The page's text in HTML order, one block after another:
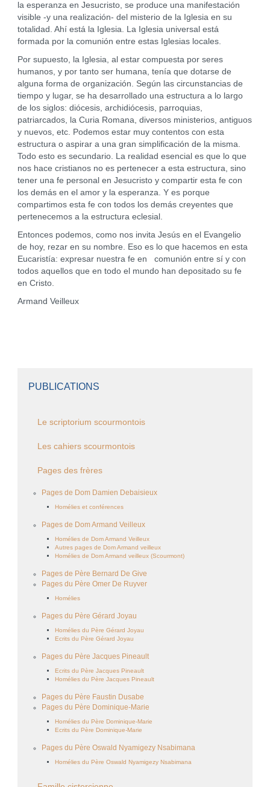
la esperanza en Jesucristo, se produce una manifestación
visible -y una realización- del misterio de la Iglesia en su
totalidad. Ahí está la Iglesia. La Iglesia universal está
formada por la comunión entre estas Iglesias locales.
Por supuesto, la Iglesia, al estar compuesta por seres
humanos, y por tanto ser humana, tenía que dotarse de
alguna forma de organización. Según las circunstancias de
tiempo y lugar, se ha desarrollado una estructura a lo largo
de los siglos: diócesis, archidiócesis, parroquias,
patriarcados, la Curia Romana, diversos ministerios, antiguos
y nuevos, etc. Podemos estar muy contentos con esta
estructura o aspirar a una gran simplificación de la misma.
Todo esto es secundario. La realidad esencial es que lo que
nos hace cristianos no es pertenecer a esta estructura, sino
tener una fe personal en Jesucristo y compartir esta fe con
los demás en el amor y la esperanza. Y es porque
compartimos esta fe con todos los demás creyentes que
pertenecemos a la estructura eclesial.
Entonces podemos, como nos invita Jesús en el Evangelio
de hoy, rezar en su nombre. Eso es lo que hacemos en esta
Eucaristía: expresar nuestra fe en comunión entre sí y con
todos aquellos que en todo el mundo han depositado su fe
en Cristo.
Armand Veilleux
PUBLICATIONS
Le scriptorium scourmontois
Les cahiers scourmontois
Pages des frères
Pages de Dom Damien Debaisieux
Homélies et conférences
Pages de Dom Armand Veilleux
Homélies de Dom Armand Veilleux
Autres pages de Dom Armand veilleux
Homélies de Dom Armand veilleux (Scourmont)
Pages de Père Bernard De Give
Pages du Père Omer De Ruyver
Homélies
Pages du Père Gérard Joyau
Homélies du Père Gérard Joyau
Ecrits du Père Gérard Joyau
Pages du Père Jacques Pineault
Ecrits du Père Jacques Pineault
Homélies du Père Jacques Pineault
Pages du Père Faustin Dusabe
Pages du Père Dominique-Marie
Homélies du Père Dominique-Marie
Ecrits du Père Dominique-Marie
Pages du Père Oswald Nyamigezy Nsabimana
Homélies du Père Oswald Nyamigezy Nsabimana